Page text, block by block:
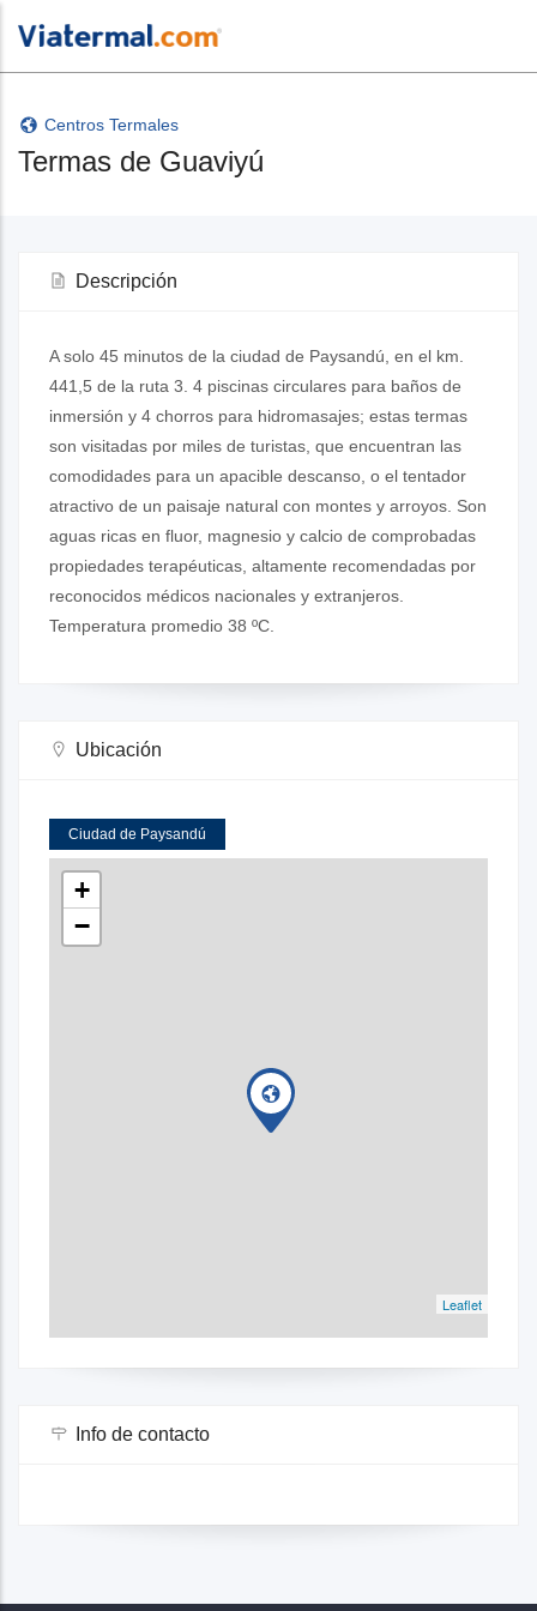
Centros Termales
Termas de Guaviyú
Descripción
A solo 45 minutos de la ciudad de Paysandú, en el km.
441,5 de la ruta 3. 4 piscinas circulares para baños de
inmersión y 4 chorros para hidromasajes; estas termas
son visitadas por miles de turistas, que encuentran las
comodidades para un apacible descanso, o el tentador
atractivo de un paisaje natural con montes y arroyos. Son
aguas ricas en fluor, magnesio y calcio de comprobadas
propiedades terapéuticas, altamente recomendadas por
reconocidos médicos nacionales y extranjeros.
Temperatura promedio 38 ºC.
Ubicación
Ciudad de Paysandú
+
−
Leaflet
Info de contacto